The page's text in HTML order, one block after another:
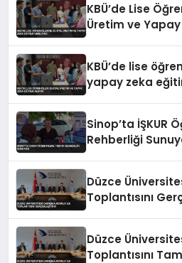
KBÜ’de Lise
Üretim ve
KBÜ’de lise
yapay zeka
Sinop’ta İŞKUR
Rehberliği
Düzce
Toplantısını
Düzce
Toplantısını